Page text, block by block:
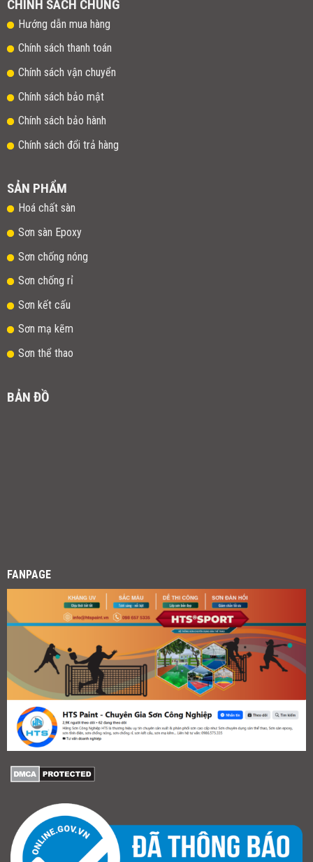
CHÍNH SÁCH CHUNG
Hướng dẫn mua hàng
Chính sách thanh toán
Chính sách vận chuyển
Chính sách bảo mật
Chính sách bảo hành
Chính sách đổi trả hàng
SẢN PHẨM
Hoá chất sàn
Sơn sàn Epoxy
Sơn chống nóng
Sơn chống rỉ
Sơn kết cấu
Sơn mạ kẽm
Sơn thể thao
BẢN ĐỒ
FANPAGE